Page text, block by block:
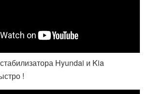
Hyundai и Kia
!